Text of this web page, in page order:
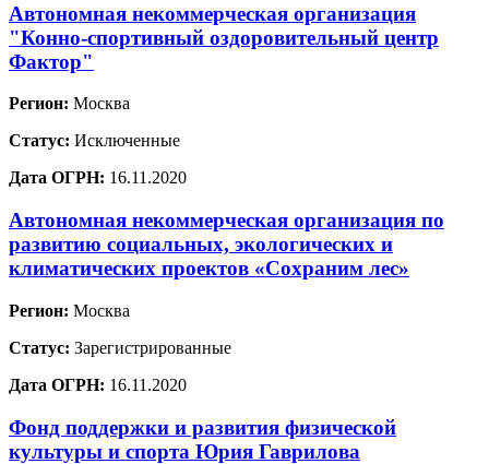
Автономная некоммерческая организация
"Конно-спортивный оздоровительный центр
Фактор"
Регион: Москва
Статус: Исключенные
Дата ОГРН: 16.11.2020
Автономная некоммерческая организация по
развитию социальных, экологических и
климатических проектов «Сохраним лес»
Регион: Москва
Статус: Зарегистрированные
Дата ОГРН: 16.11.2020
Фонд поддержки и развития физической
культуры и спорта Юрия Гаврилова